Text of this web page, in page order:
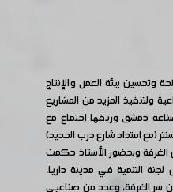
بيئة العمل والإنتاج
ولتنفيذ المزيد من المشاريع
دمشق وريفها اجتماع مع
(مع امتداد شارع درب الحديد)
الغرفة وبحضور الأستاذ حكمت
التنمية في مدينة داريا،
سر الغرفة، وعدد من صناعيي